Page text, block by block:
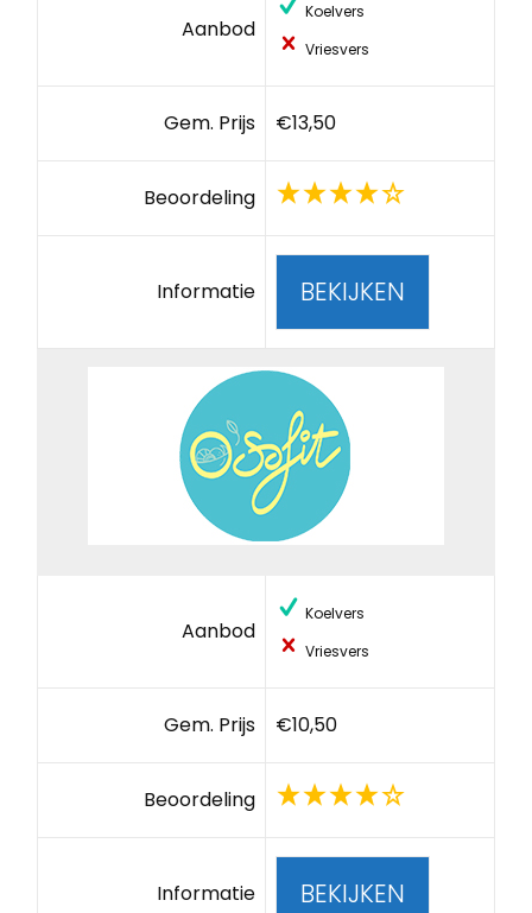
Aanbod
Koelvers
Vriesvers
Gem. Prijs €13,50
Beoordeling
Informatie BEKIJKEN
Aanbod
Koelvers
Vriesvers
Gem. Prijs €10,50
Beoordeling
Informatie BEKIJKEN